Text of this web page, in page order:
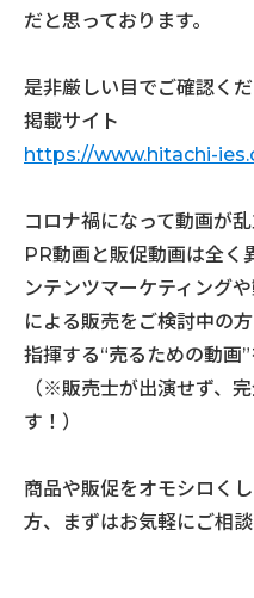
だと思っております。
是非厳しい目でご確認くだ
掲載サイト
https://www.hitachi-
コロナ禍になって動画が
PR動画と販促動画は全く
ンテンツマーケティング
による販売をご検討中の
指揮する“売るための動画”
（※販売士が出演せず、
す！）
商品や販促をオモシロく
方、まずはお気軽にご相談